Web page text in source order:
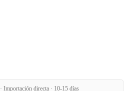
· Importación directa · 10-15 días